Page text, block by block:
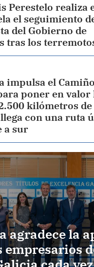
Perestelo realiza
el seguimiento
del Gobierno de
tras los
impulsa el
poner en valor
kilómetros de
con una ruta
a sur
agradece la
empresarios